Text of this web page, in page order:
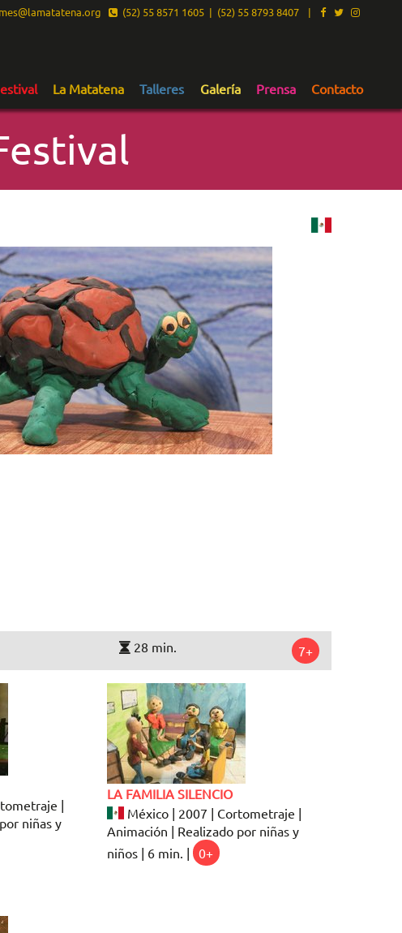
(52) 55 8571 1605 | (52) 55 8793 8407 |
La Matatena Talleres Galería Prensa Contacto
28 min. 7+
|
niñas y
LA FAMILIA SILENCIO
México | 2007 | Cortometraje |
Animación | Realizado por niñas y
niños | 6 min. |
0+